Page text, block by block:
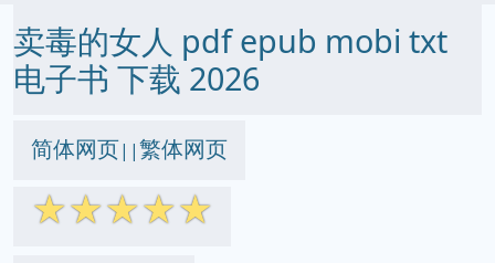
卖毒的女人 pdf epub mobi txt
电子书 下载 2026
简体网页||繁体网页
☆☆☆☆☆